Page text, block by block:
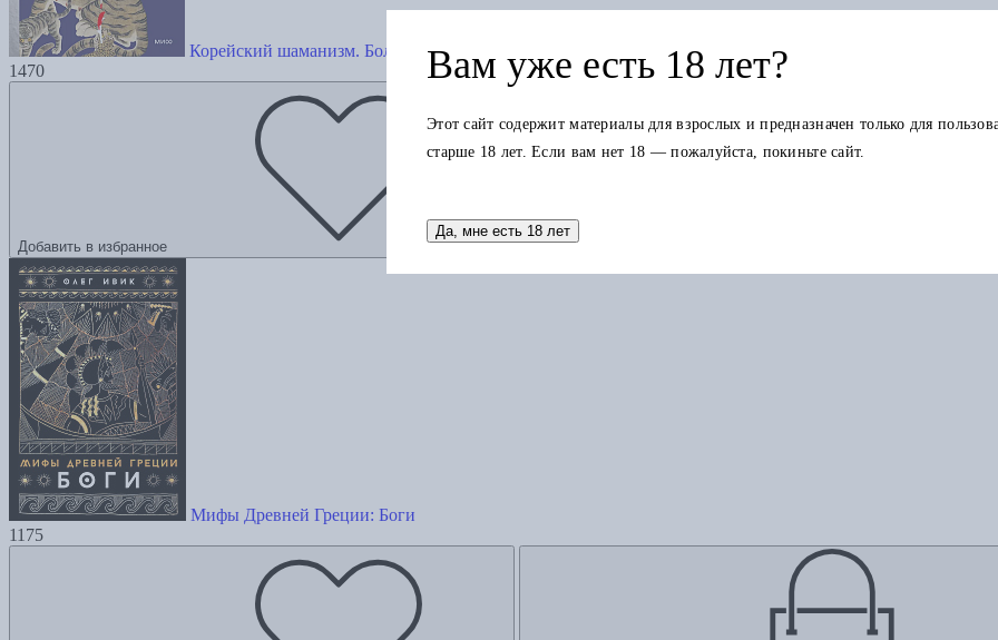
Корейский шаманизм. Болезнь синбён, камлания кут и духи квисин
1470
Добавить в избранное Добавить в корзину
Мифы Древней Греции: Боги
1175
Вам уже есть 18 лет?
Этот сайт содержит материалы для взрослых и предназначен только для
старше 18 лет. Если вам нет 18 — пожалуйста, покиньте сайт.
Да, мне есть 18 лет